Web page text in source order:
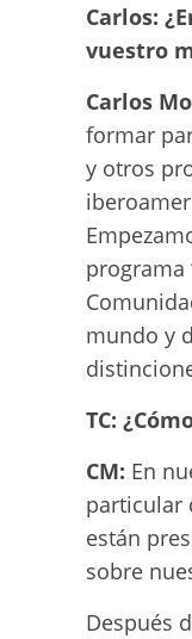
Carlos:
vuestro
Carlos
formar
y otros
programa
mundo y
TC:
CM: En
particular
están
sobre
Después